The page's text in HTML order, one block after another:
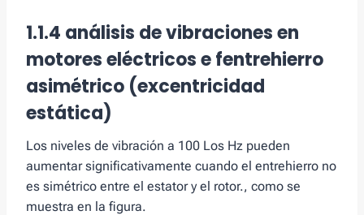
1.1.4 análisis de vibraciones en
motores eléctricose fentrehierro
asimétrico (excentricidad
estática)
Los niveles de vibración a 100 Los Hz pueden
aumentar significativamente cuando el entrehierro no
es simétrico entre el estator y el rotor., como se
muestra en la figura.